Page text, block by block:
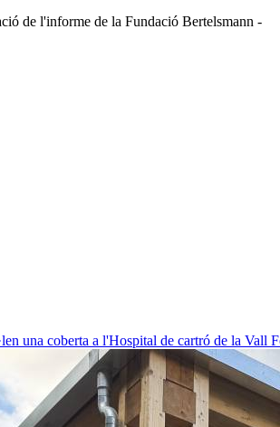
de l'informe de la Fundació Bertelsmann -
una coberta a l'Hospital de cartró de la Vall